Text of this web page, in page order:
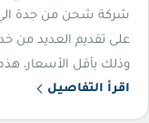
شركة شحن من جدة
على تقديم العديد من
وذلك بأقل الأسعار،
اقرأ التفاصيل